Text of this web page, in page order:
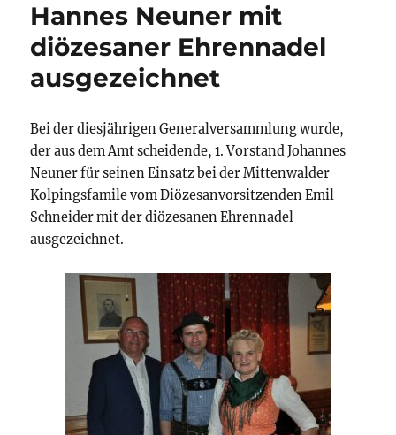
Hannes Neuner mit
diözesaner Ehrennadel
ausgezeichnet
Bei der diesjährigen Generalversammlung wurde,
der aus dem Amt scheidende, 1. Vorstand Johannes
Neuner für seinen Einsatz bei der Mittenwalder
Kolpingsfamile vom Diözesanvorsitzenden Emil
Schneider mit der diözesanen Ehrennadel
ausgezeichnet.